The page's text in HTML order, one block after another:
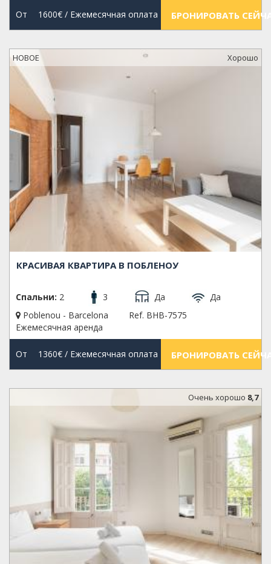
От 1600€/ Ежемесячная оплата БРОНИРОВАТЬ
НОВОЕ Xорошо
КРАСИВАЯ КВАРТИРА В ПОБЛЕНОУ
Спальни: 2 3 Да
Да
Poblenou - Barcelona
Ref. BHB-7575
Ежемесячная аренда
От 1360€/ Ежемесячная оплата БРОНИРОВАТЬ
Oчень хорошо 8,7